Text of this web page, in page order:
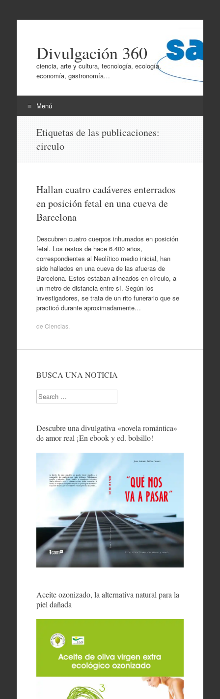
Divulgación 360
ciencia, arte y cultura, tecnología, ecología,
economía, gastronomía…
Menú
contenido
Etiquetas de las publicaciones:
circulo
Hallan cuatro cadáveres enterrados
en posición fetal en una cueva de
Barcelona
Descubren cuatro cuerpos inhumados en posición
fetal. Los restos de hace 6.400 años,
correspondientes al Neolítico medio inicial, han
sido hallados en una cueva de las afueras de
Barcelona. Estos estaban alineados en círculo, a
un metro de distancia entre sí. Según los
investigadores, se trata de un rito funerario que se
practicó durante aproximadamente…
de Ciencias.
BUSCA UNA NOTICIA
Search
Descubre una divulgativa «novela romántica»
de amor real ¡En ebook y ed. bolsillo!
Aceite ozonizado, la alternativa natural para la
piel dañada